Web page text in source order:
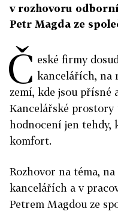
v rozhovoru
Petr Magda ze
Č eské firmy
kancelářích, na
zemí, kde jsou přísné
Kancelářské prostory
hodnocení jen tehdy,
komfort.
Rozhovor na téma,
kancelářích a v
Petrem Magdou ze